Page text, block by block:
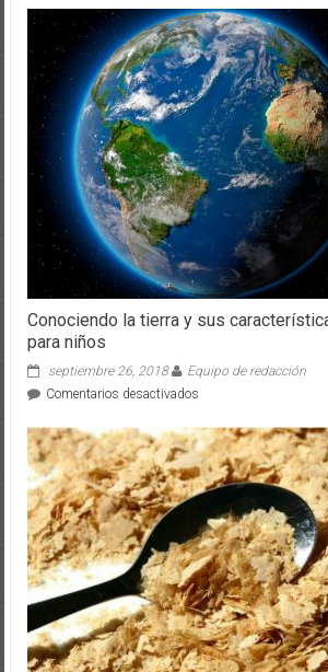
Conociendo la tierra y sus
para niños
septiembre 26, 2018
Equipo de redacción
Comentarios desactivadosen
la
tierra
y
sus
características
–
Explicación
para
niños